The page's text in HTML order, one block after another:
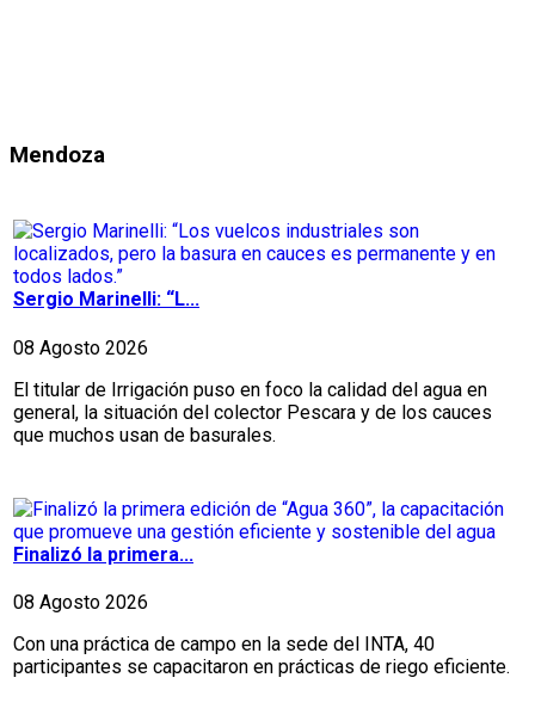
Mendoza
Sergio Marinelli: “L...
08 Agosto 2026
El titular de Irrigación puso en foco la calidad del agua en
general, la situación del colector Pescara y de los cauces
que muchos usan de basurales.
Finalizó la primera...
08 Agosto 2026
Con una práctica de campo en la sede del INTA, 40
participantes se capacitaron en prácticas de riego eficiente.